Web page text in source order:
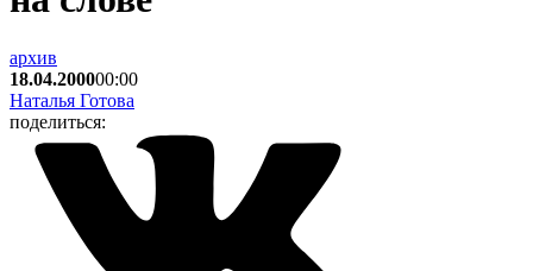
архив
18.04.200000:00
Наталья Готова
поделиться: